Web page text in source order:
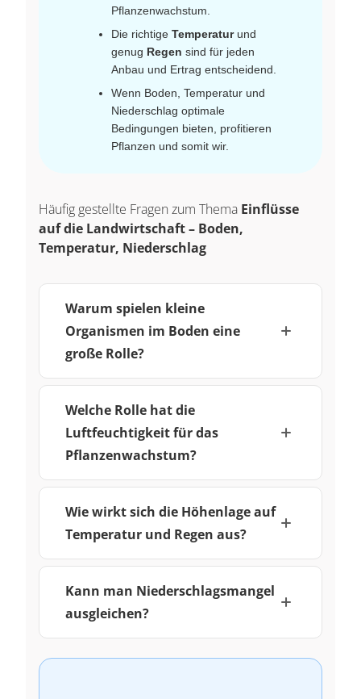
Pflanzenwachstum.
Die richtige Temperaturund
genug Regen sind für jeden
Anbau und Ertrag entscheidend.
Wenn Boden, Temperatur und
Niederschlag optimale
Bedingungen bieten, profitieren
Pflanzen und somit wir.
Häufig gestellte Fragen zum Thema Einflüsse
auf die Landwirtschaft – Boden,
Temperatur, Niederschlag
Warum spielen kleine
Organismen im Boden eine
große Rolle?
Welche Rolle hat die
Luftfeuchtigkeit für das
Pflanzenwachstum?
Wie wirkt sich die Höhenlage auf
Temperatur und Regen aus?
Kann man Niederschlagsmangel
ausgleichen?